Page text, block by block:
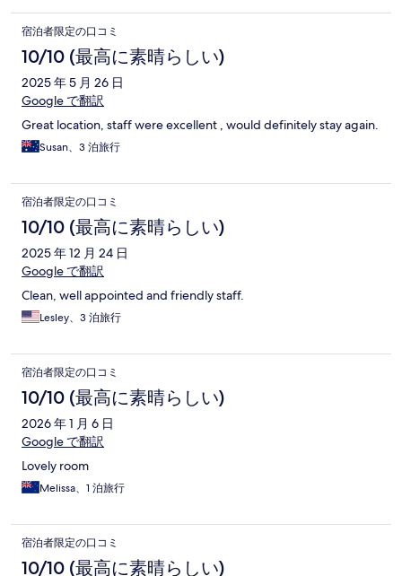
宿泊者限定の口コミ
10/10 (最高に素晴らしい)
2025 年 5 月 26 日
Google で翻訳
Great location, staff were excellent , would definitely stay again.
Susan、3 泊旅行
宿泊者限定の口コミ
10/10 (最高に素晴らしい)
2025 年 12 月 24 日
Google で翻訳
Clean, well appointed and friendly staff.
Lesley、3 泊旅行
宿泊者限定の口コミ
10/10 (最高に素晴らしい)
2026 年 1 月 6 日
Google で翻訳
Lovely room
Melissa、1 泊旅行
宿泊者限定の口コミ
10/10 (最高に素晴らしい)